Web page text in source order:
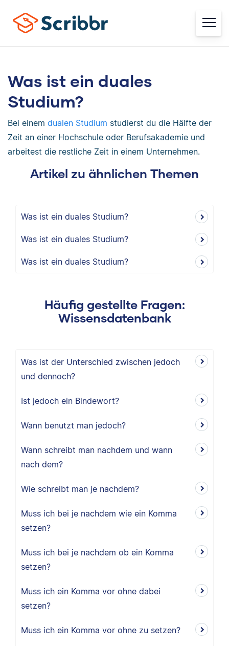
Was ist ein duales
Studium?
Bei einem dualen Studium studierst du die Hälfte der
Zeit an einer Hochschule oder Berufsakademie und
arbeitest die restliche Zeit in einem Unternehmen.
Artikel zu ähnlichen Themen
Was ist ein duales Studium?
Was ist ein duales Studium?
Was ist ein duales Studium?
Häufig gestellte Fragen:
Wissensdatenbank
Was ist der Unterschied zwischen jedoch
und dennoch?
Ist jedoch ein Bindewort?
Wann benutzt man jedoch?
Wann schreibt man nachdem und wann
nach dem?
Wie schreibt man je nachdem?
Muss ich bei je nachdem wie ein Komma
setzen?
Muss ich bei je nachdem ob ein Komma
setzen?
Muss ich ein Komma vor ohne dabei
setzen?
Muss ich ein Komma vor ohne zu setzen?